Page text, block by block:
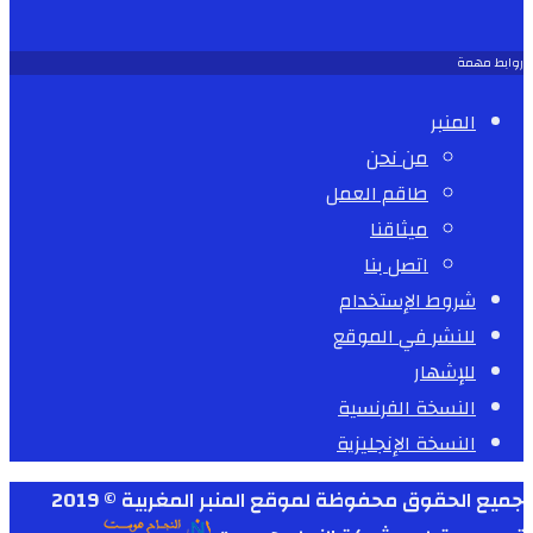
روابط مهمة
المنبر
من نحن
طاقم العمل
ميثاقنا
اتصل بنا
شروط الإستخدام
للنشر في الموقع
للإشهار
النسخة الفرنسية
النسخة الإنجليزية
جميع الحقوق محفوظة لموقع المنبر المغربية © 2019